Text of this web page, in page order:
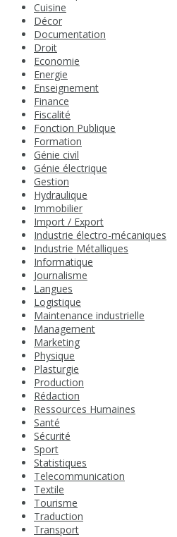
Cuisine
Décor
Documentation
Droit
Economie
Energie
Enseignement
Finance
Fiscalité
Fonction Publique
Formation
Génie civil
Génie électrique
Gestion
Hydraulique
Immobilier
Import / Export
Industrie électro-mécaniques
Industrie Métalliques
Informatique
Journalisme
Langues
Logistique
Maintenance industrielle
Management
Marketing
Physique
Plasturgie
Production
Rédaction
Ressources Humaines
Santé
Sécurité
Sport
Statistiques
Telecommunication
Textile
Tourisme
Traduction
Transport